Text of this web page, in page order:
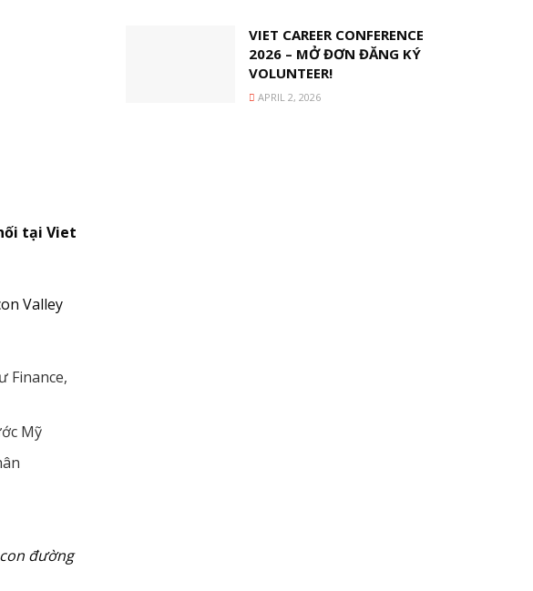
tại Viet
Finance,
Mỹ
đường
VIET CAREER CONFERENCE
2026 – MỞ ĐƠN ĐĂNG KÝ
VOLUNTEER!
APRIL 2, 2026